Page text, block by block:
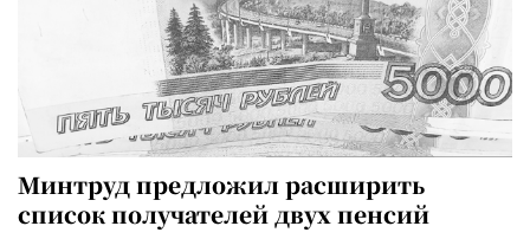
Минтруд предложил расширить
список получателей двух пенсий